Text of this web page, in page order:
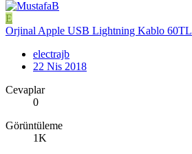
E
Orjinal Apple USB Lightning Kablo 60TL
electrajb
22 Nis 2018
Cevaplar
0
Görüntüleme
1K